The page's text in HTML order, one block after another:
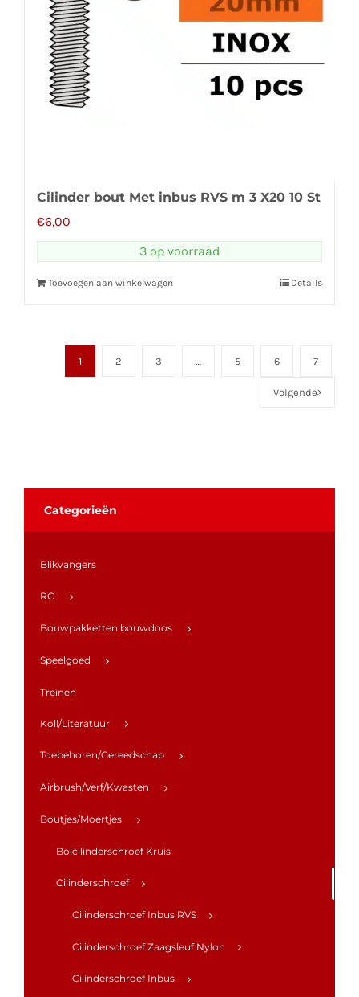
Cilinder bout Met inbus RVS m 3 X20 10 St
€6,00
3 op voorraad
Toevoegen aan winkelwagen Details
1 2 3 … 5 6 7
Volgende
Categorieën
Blikvangers
RC
Bouwpakketten bouwdoos
Speelgoed
Treinen
Koll/Literatuur
Toebehoren/Gereedschap
Airbrush/Verf/Kwasten
Boutjes/Moertjes
Bolcilinderschroef Kruis
Cilinderschroef
Cilinderschroef Inbus RVS
Cilinderschroef Zaagsleuf Nylon
Cilinderschroef Inbus